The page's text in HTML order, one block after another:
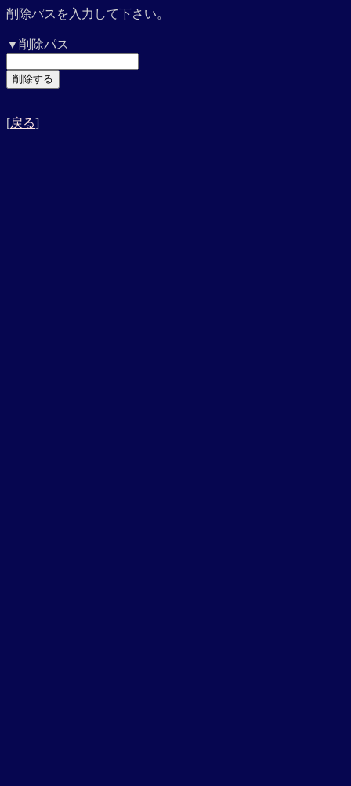
削除パスを入力して下さい。
▼削除パス
[戻る]